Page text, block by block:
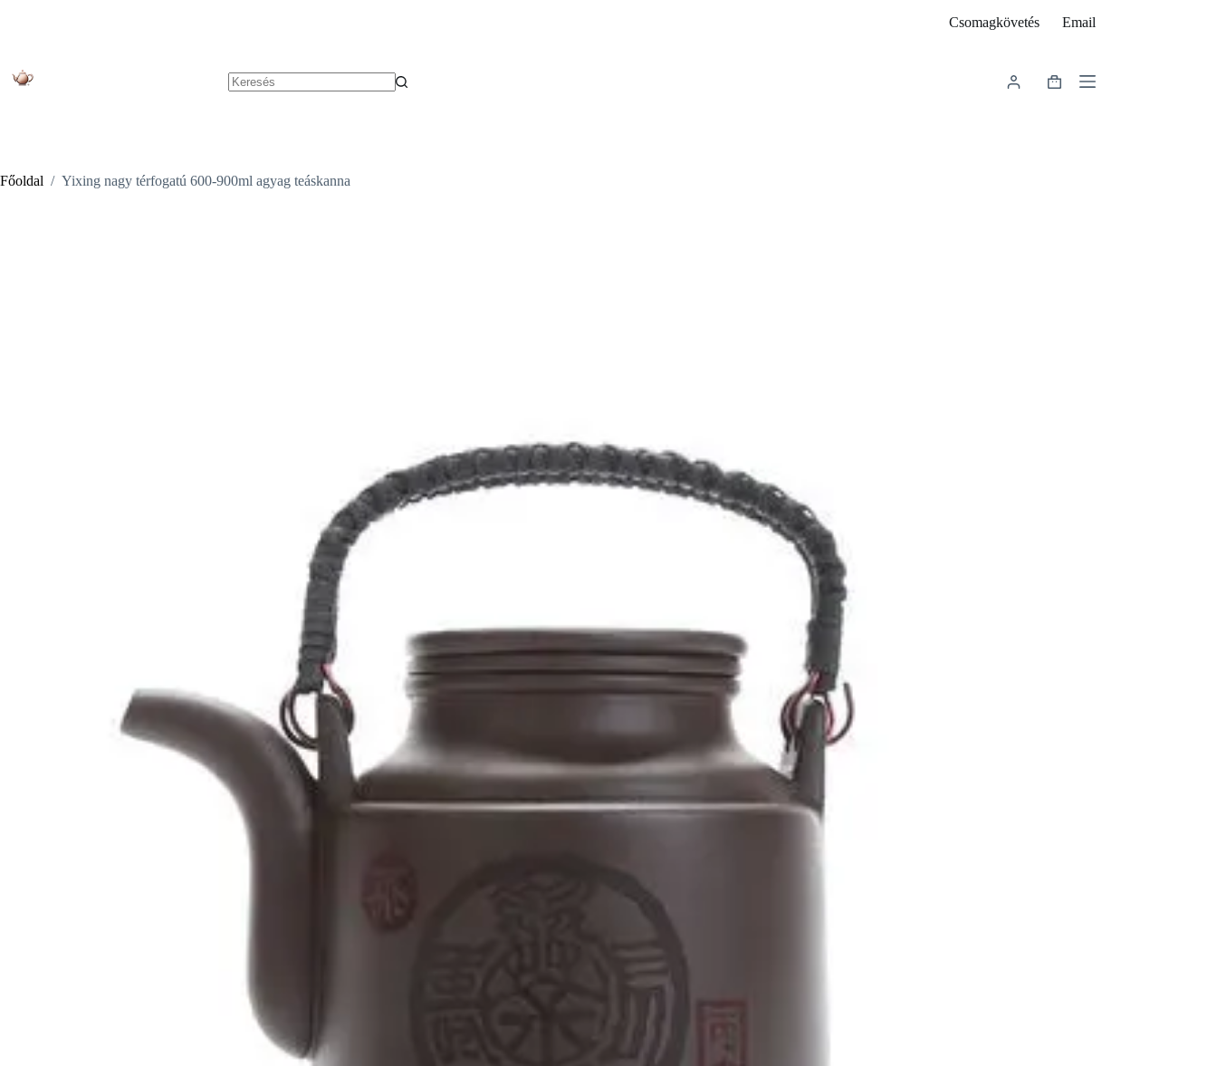
Csomagkövetés Email
Shopping
Főoldal / Yixing nagy térfogatú 600-900ml agyag teáskanna